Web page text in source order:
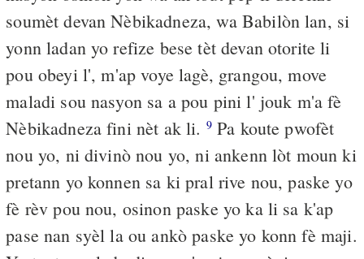
soumèt devan Nèbikadneza, wa Babilòn lan, si
yonn ladan yo refize bese tèt devan otorite li
pou obeyi l', m'ap voye lagè, grangou, move
maladi sou nasyon sa a pou pini l' jouk m'a fè
Nèbikadneza fini nèt ak li. 9Pa koute pwofèt
nou yo, ni divinò nou yo, ni ankenn lòt moun ki
pretann yo konnen sa ki pral rive nou, paske yo
fè rèv pou nou, osinon paske yo ka li sa k'ap
pase nan syèl la ou ankò paske yo konn fè maji.